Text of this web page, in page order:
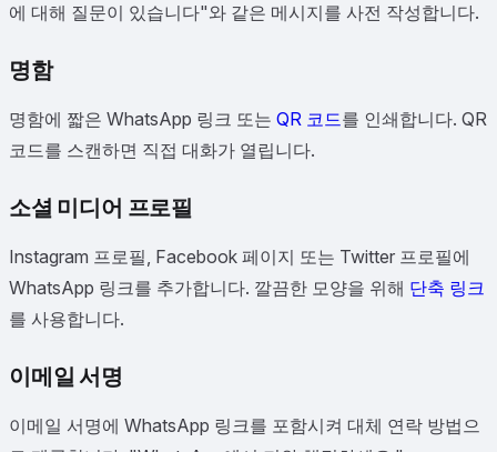
에 대해 질문이 있습니다"와 같은 메시지를 사전 작성합니다.
명함
명함에 짧은 WhatsApp 링크 또는 QR 코드를 인쇄합니다. QR
코드를 스캔하면 직접 대화가 열립니다.
소셜 미디어 프로필
Instagram 프로필, Facebook 페이지 또는 Twitter 프로필에
WhatsApp 링크를 추가합니다. 깔끔한 모양을 위해 단축 링크
를 사용합니다.
이메일 서명
이메일 서명에 WhatsApp 링크를 포함시켜 대체 연락 방법으